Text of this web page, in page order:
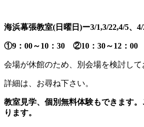
海浜幕張教室(日曜日)ー3/1,3/22,4/5、4/
①9：00～10：30 ②10：30～12：00
会場が休館のため、別会場を検討して
詳細は、お尋ね下さい。
教室見学、個別無料体験もできます
ります。